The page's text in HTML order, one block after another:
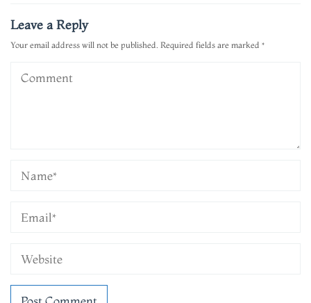
Leave a Reply
Your email address will not be published. Required fields are marked *